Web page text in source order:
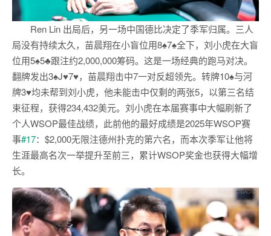
Ren Lin 出局后，另一场中国德比决定了季军归属。三人
局没有持续太久，苗晨翔在小盲位用8♠7♠全下，刘小虎在大盲
位用5♠5♣跟注约2,000,000筹码。这是一场经典的跑马对决。
翻牌发出3♠J♥7♥，苗晨翔击中7一对反超领先。转牌10♠与河
牌3♥均未帮到刘小虎，他未能击中仅剩的两张5，以第三名结
束征程，获得234,432美元。刘小虎在本届赛事中大幅刷新了
个人WSOP最佳战绩，此前他的最好成绩是2025年WSOP赛
事#17：$2,000无限注德州扑克的第六名，而本次季军让他将
生涯最高名次一举提升至前三，累计WSOP奖金也获得大幅增
长。